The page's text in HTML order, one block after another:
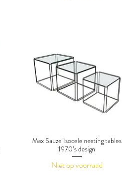
Max Sauze Isocele nesting tables
1970’s design
Niet op voorraad